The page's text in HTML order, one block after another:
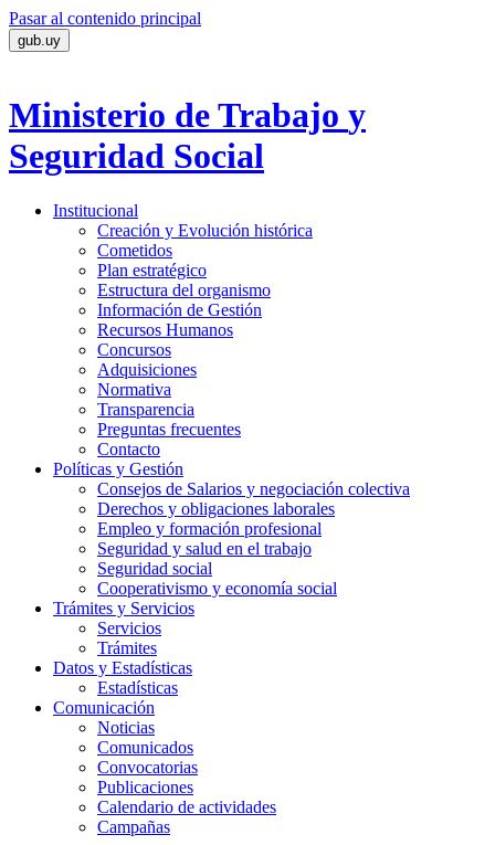
Pasar al contenido principal
gub.uy
Ministerio de Trabajo y
Seguridad Social
Institucional
Creación y Evolución histórica
Cometidos
Plan estratégico
Estructura del organismo
Información de Gestión
Recursos Humanos
Concursos
Adquisiciones
Normativa
Transparencia
Preguntas frecuentes
Contacto
Políticas y Gestión
Consejos de Salarios y negociación colectiva
Derechos y obligaciones laborales
Empleo y formación profesional
Seguridad y salud en el trabajo
Seguridad social
Cooperativismo y economía social
Trámites y Servicios
Servicios
Trámites
Datos y Estadísticas
Estadísticas
Comunicación
Noticias
Comunicados
Convocatorias
Publicaciones
Calendario de actividades
Campañas